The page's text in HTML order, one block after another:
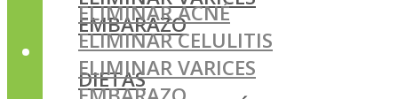
EMBARAZO
NUTRICIÓN
DIETAS
ELIMINAR ACNÉ
ELIMINAR CELULITIS
ELIMINAR VARICES